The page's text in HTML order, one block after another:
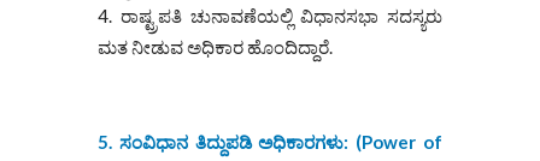
ರಾಷ್ಟ್ರಪತಿ ಚುನಾವಣೆಯಲ್ಲಿ ವಿಧಾನಸಭಾ ಸದಸ್ಯರು
ಮತ ನೀಡುವ ಅಧಿಕಾರ ಹೊಂದಿದ್ದಾರೆ.
5. ಸಂವಿಧಾನ ತಿದ್ದುಪಡಿ ಅಧಿಕಾರಗಳು: (Power of